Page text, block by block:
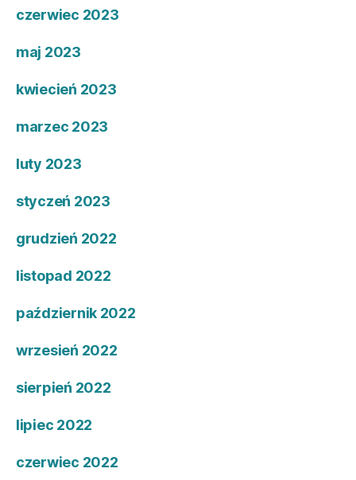
czerwiec 2023
maj 2023
kwiecień 2023
marzec 2023
luty 2023
styczeń 2023
grudzień 2022
listopad 2022
październik 2022
wrzesień 2022
sierpień 2022
lipiec 2022
czerwiec 2022